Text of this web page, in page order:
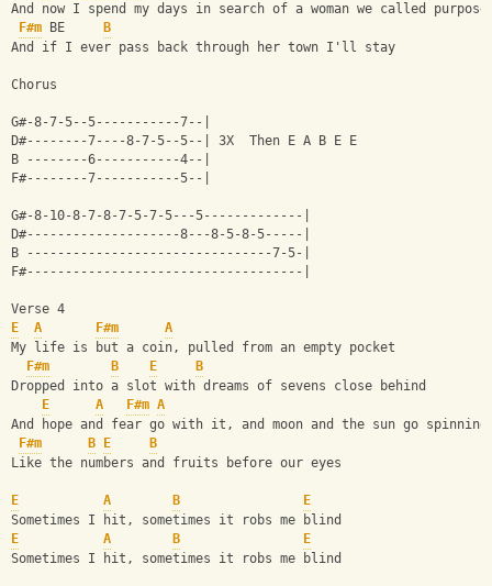
And now I spend my days in search of a woman we called purpose
F#m BE
B
And if I ever pass back through her town I'll stay
Chorus
G#-8-7-5--5-----------7--|
D#--------7----8-7-5--5--| 3X  Then E A B E E
B --------6-----------4--|
F#--------7-----------5--|
G#-8-10-8-7-8-7-5-7-5---5-------------|
D#--------------------8---8-5-8-5-----|
B --------------------------------7-5-|
F#------------------------------------|
Verse 4
E
A F#m
A
My life is but a coin, pulled from an empty pocket
F#m
B E
B
Dropped into a slot with dreams of sevens close behind
E
A F#m A
And hope and fear go with it, and moon and the sun go spinning
F#m
B E
B
Like the numbers and fruits before our eyes
E A B
E
Sometimes I hit, sometimes it robs me blind
E
A B
E
Sometimes I hit, sometimes it robs me blind